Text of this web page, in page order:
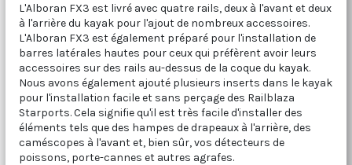
L'Alboran FX3 est livré avec quatre rails, deux à l'avant et deux
à l'arrière du kayak pour l'ajout de nombreux accessoires.
L'Alboran FX3 est également préparé pour l'installation de
barres latérales hautes pour ceux qui préfèrent avoir leurs
accessoires sur des rails au-dessus de la coque du kayak.
Nous avons également ajouté plusieurs inserts dans le kayak
pour l'installation facile et sans perçage des Railblaza
Starports. Cela signifie qu'il est très facile d'installer des
éléments tels que des hampes de drapeaux à l'arrière, des
caméscopes à l'avant et, bien sûr, vos détecteurs de
poissons, porte-cannes et autres agrafes.